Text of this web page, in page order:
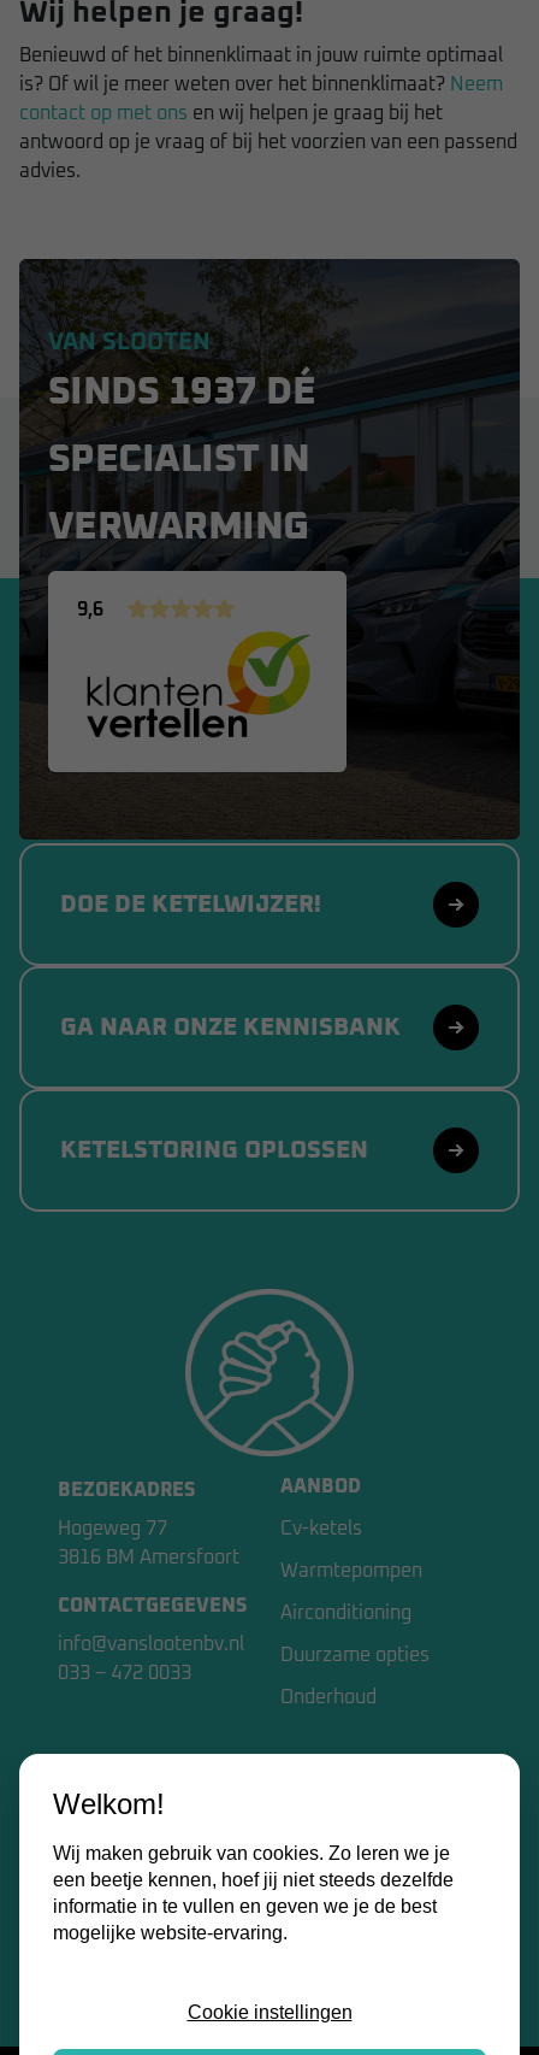
Wij helpen je graag!
Benieuwd of het binnenklimaat in jouw ruimte optimaal
is? Of wil je meer weten over het binnenklimaat? Neem
contact op met ons en wij helpen je graag bij het
antwoord op je vraag of bij het voorzien van een passend
advies.
VAN SLOOTEN
SINDS 1937 DÉ
SPECIALIST IN
VERWARMING
9,6
DOE DE KETELWIJZER!
GA NAAR ONZE KENNISBANK
KETELSTORING OPLOSSEN
BEZOEKADRES
Hogeweg 77
3816 BM Amersfoort
CONTACTGEGEVENS
info@vanslootenbv.nl
033 – 472 0033
AANBOD
Cv-ketels
Warmtepompen
Airconditioning
Duurzame opties
Onderhoud
Home
Over ons
Kennisbank
Contact
Welkom!
Wij maken gebruik van cookies. Zo leren we je
een beetje kennen, hoef jij niet steeds dezelfde
informatie in te vullen en geven we je de best
mogelijke website-ervaring.
Cookie instellingen